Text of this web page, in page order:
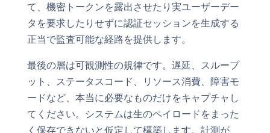
て、機密トークンを露出させたり実ユーザーデー
タを要求したりせずに認証セッションを生成する
正当で監査可能な経路を提供します。
最後の層は可観測性の規律です。遅延、スループ
ット、ステータスコード、リソース消費、障害モ
ードなど、本当に必要なものだけをキャプチャし
てください。システムは生のペイロードをまった
く保存できないと仮定して構築します。計測が